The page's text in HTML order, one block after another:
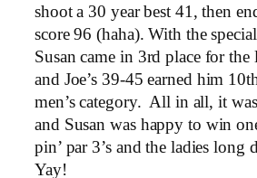
shoot a 30 year best 41, then
score 96 (haha). With the
Susan came in 3rd place for the
and Joe’s 39-45 earned him
men’s category. All in all, it
and Susan was happy to win
pin’ par 3’s and the ladies long
Yay!